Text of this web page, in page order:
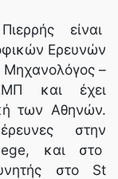
είναι
Ερευνών
Μηχανολόγος –
και έχει
των Αθηνών.
στην
και στο
στο St